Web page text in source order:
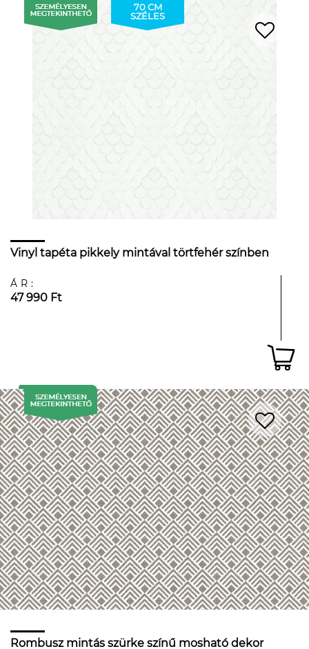
70 CM
SZÉLES
Vinyl tapéta pikkely mintával törtfehér színben
ÁR:
47 990 Ft
Rombusz mintás szürke színű mosható dekor